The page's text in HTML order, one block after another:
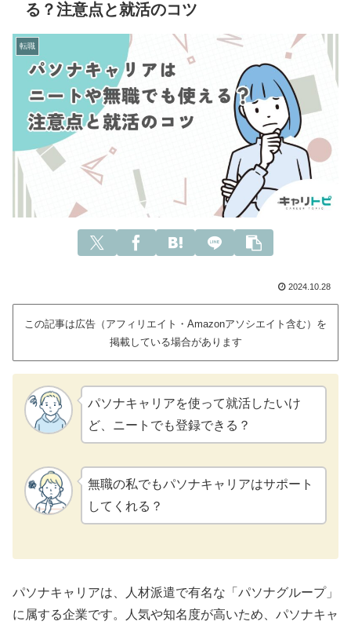
る？注意点と就活のコツ
転職
2024.10.28
この記事は広告（アフィリエイト・Amazonアソシエイト含む）を
掲載している場合があります
パソナキャリアを使って就活したいけ
ど、ニートでも登録できる？
無職の私でもパソナキャリアはサポート
してくれる？
パソナキャリアは、人材派遣で有名な「パソナグループ」
に属する企業です。人気や知名度が高いため、パソナキャ